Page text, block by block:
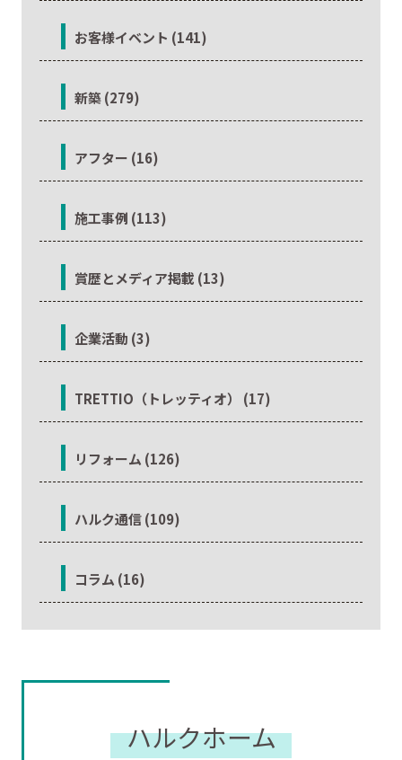
お客様イベント (141)
新築 (279)
アフター (16)
施工事例 (113)
賞歴とメディア掲載 (13)
企業活動 (3)
TRETTIO（トレッティオ） (17)
リフォーム (126)
ハルク通信 (109)
コラム (16)
ハルクホーム